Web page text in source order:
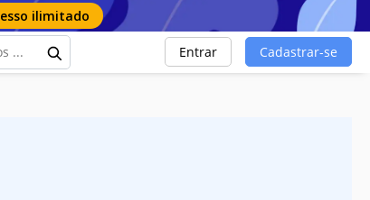
ilimitado
Entrar Cadastrar-se